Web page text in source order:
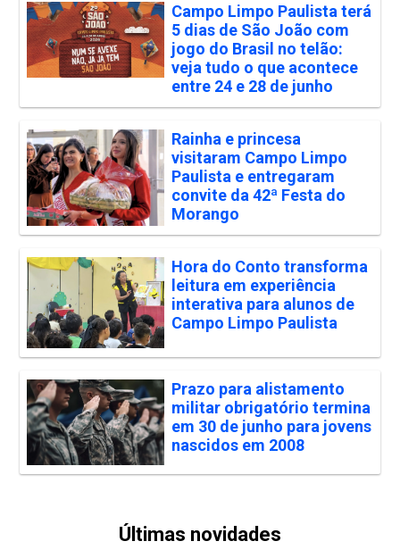
Campo Limpo Paulista terá
5 dias de São João com
jogo do Brasil no telão:
veja tudo o que acontece
entre 24 e 28 de junho
Rainha e princesa
visitaram Campo Limpo
Paulista e entregaram
convite da 42ª Festa do
Morango
Hora do Conto transforma
leitura em experiência
interativa para alunos de
Campo Limpo Paulista
Prazo para alistamento
militar obrigatório termina
em 30 de junho para jovens
nascidos em 2008
Últimas novidades